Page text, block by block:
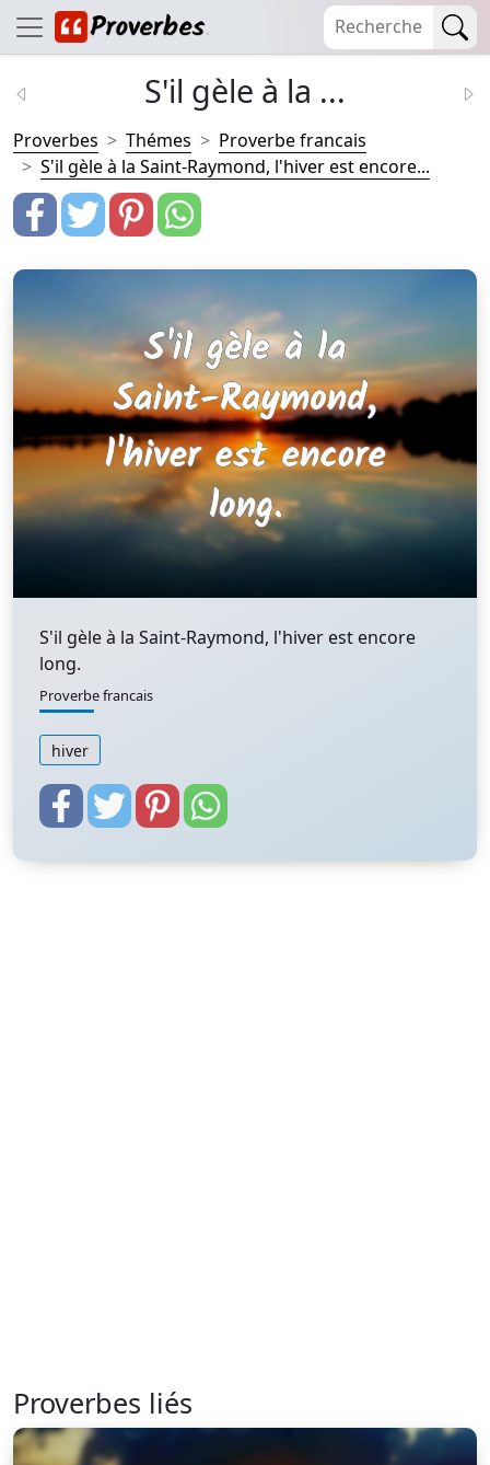
S'il gèle à la ...
Proverbes Thémes
Proverbe francais
S'il gèle à la Saint-Raymond, l'hiver est encore...
S'il gèle à la Saint-Raymond, l'hiver est encore
long.
Proverbe francais
hiver
Proverbes liés